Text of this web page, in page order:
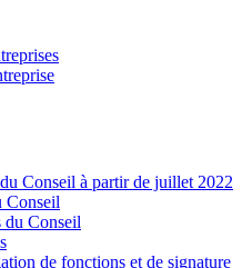
Conseil à partir de juillet 2022
Conseil
du Conseil
de fonctions et de signature